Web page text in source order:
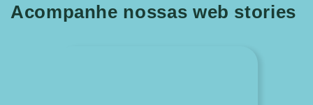
Acompanhe nossas web stories